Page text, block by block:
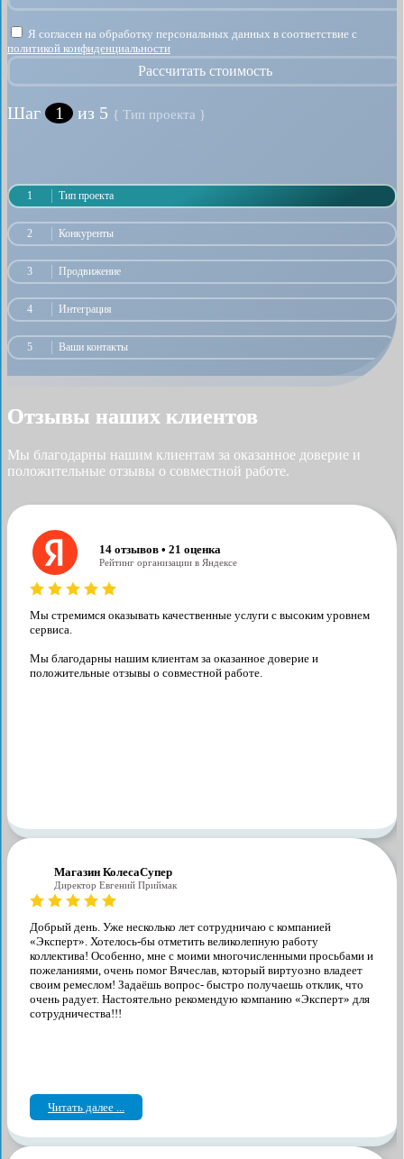
Я согласен на обработку персональных данных в соответствие с
политикой конфиденциальности
Рассчитать стоимость
Шаг 1 из 5 { Тип проекта }
1 Тип проекта
2 Конкуренты
3 Продвижение
4 Интеграция
5 Ваши контакты
Отзывы наших клиентов
Мы благодарны нашим клиентам за оказанное доверие и
положительные отзывы о совместной работе.
14 отзывов • 21 оценка
Рейтинг организации в Яндексе
Мы стремимся оказывать качественные услуги с высоким уровнем
сервиса.
Мы благодарны нашим клиентам за оказанное доверие и
положительные отзывы о совместной работе.
Магазин КолесаСупер
Директор ​Евгений Приймак
Добрый день. Уже несколько лет сотрудничаю с компанией
«Эксперт». Хотелось-бы отметить великолепную работу
коллектива! Особенно, мне с моими многочисленными просьбами и
пожеланиями, очень помог Вячеслав, который виртуозно владеет
своим ремеслом! Задаёшь вопрос- быстро получаешь отклик, что
очень радует. Настоятельно рекомендую компанию «Эксперт» для
сотрудничества!!!
Читать далее ...